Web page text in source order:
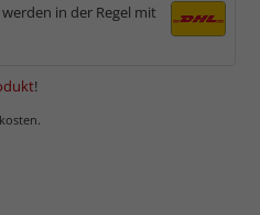
werden in der Regel mit
!